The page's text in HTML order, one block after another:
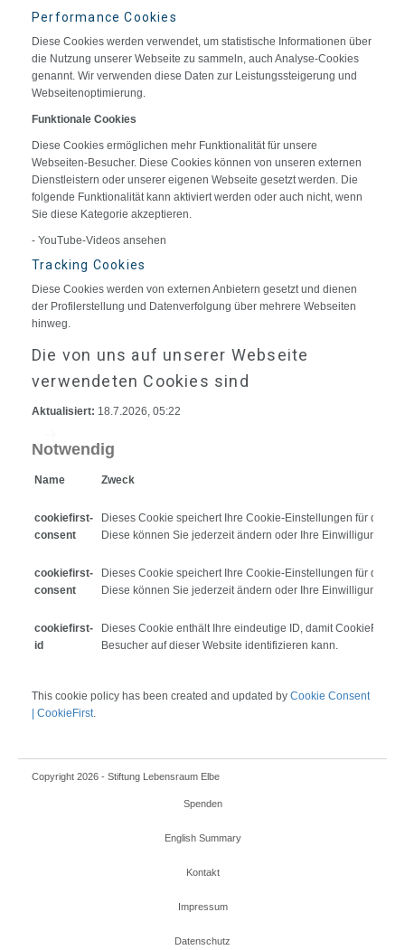
Performance Cookies
Diese Cookies werden verwendet, um statistische Informationen über
die Nutzung unserer Webseite zu sammeln, auch Analyse-Cookies
genannt. Wir verwenden diese Daten zur Leistungssteigerung und
Webseitenoptimierung.
Funktionale Cookies
Diese Cookies ermöglichen mehr Funktionalität für unsere
Webseiten-Besucher. Diese Cookies können von unseren externen
Dienstleistern oder unserer eigenen Webseite gesetzt werden. Die
folgende Funktionalität kann aktiviert werden oder auch nicht, wenn
Sie diese Kategorie akzeptieren.
- YouTube-Videos ansehen
Tracking Cookies
Diese Cookies werden von externen Anbietern gesetzt und dienen
der Profilerstellung und Datenverfolgung über mehrere Webseiten
hinweg.
Die von uns auf unserer Webseite
verwendeten Cookies sind
Aktualisiert: 18.7.2026, 05:22
Notwendig
Name Zweck
cookiefirst-
consent
Dieses Cookie speichert Ihre Cookie-Einstellungen für diese
Diese können Sie jederzeit ändern oder Ihre Einwilligung
cookiefirst-
consent
Dieses Cookie speichert Ihre Cookie-Einstellungen für diese
Diese können Sie jederzeit ändern oder Ihre Einwilligung
cookiefirst-
id
Dieses Cookie enthält Ihre eindeutige ID, damit CookieFirst
Besucher auf dieser Website identifizieren kann.
This cookie policy has been created and updated by Cookie Consent
| CookieFirst.
Copyright 2026 - Stiftung Lebensraum Elbe
Spenden
English Summary
Kontakt
Impressum
Datenschutz